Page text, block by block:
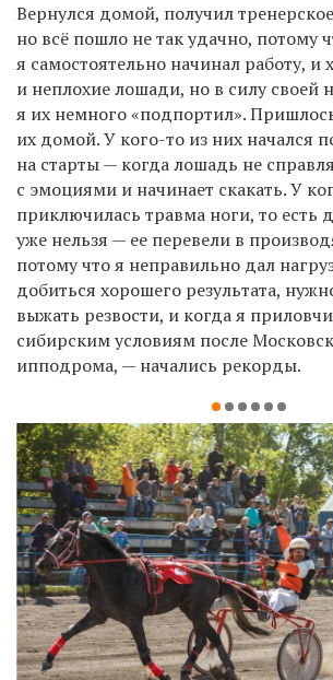
Вернулся домой, получил
но всё пошло не так удачно, потому
я самостоятельно начинал работу, и
и неплохие лошади, но в силу своей
я их немного «подпортил».
их домой. У кого-то из них начался
на старты — когда лошадь не
с эмоциями и начинает скакать. У
приключилась травма ноги, то есть
уже нельзя — ее перевели в
потому что я неправильно дал
добиться хорошего результата,
выжать резвости, и когда я
сибирским условиям после
ипподрома, — начались рекорды.